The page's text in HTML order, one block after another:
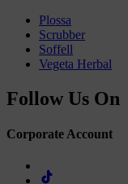
Plossa
Scrubber
Soffell
Vegeta Herbal
Follow Us On
Corporate Account